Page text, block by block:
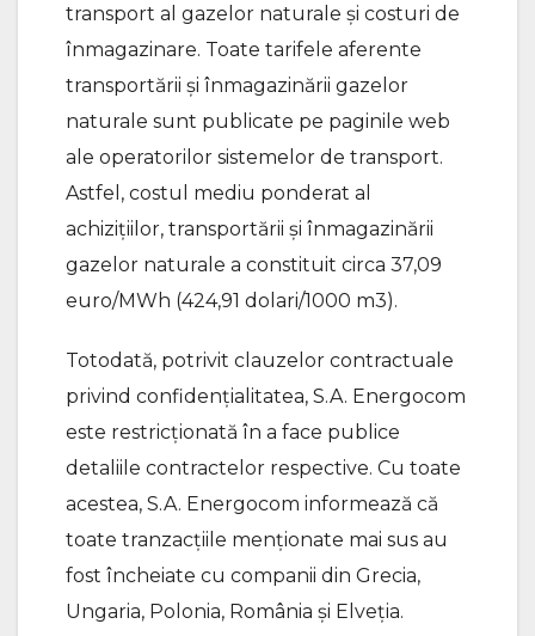
transport al gazelor naturale și costuri de
înmagazinare. Toate tarifele aferente
transportării și înmagazinării gazelor
naturale sunt publicate pe paginile web
ale operatorilor sistemelor de transport.
Astfel, costul mediu ponderat al
achizițiilor, transportării și înmagazinării
gazelor naturale a constituit circa 37,09
euro/MWh (424,91 dolari/1000 m3).
Totodată, potrivit clauzelor contractuale
privind confidențialitatea, S.A. Energocom
este restricționată în a face publice
detaliile contractelor respective. Cu toate
acestea, S.A. Energocom informează că
toate tranzacțiile menționate mai sus au
fost încheiate cu companii din Grecia,
Ungaria, Polonia, România și Elveția.